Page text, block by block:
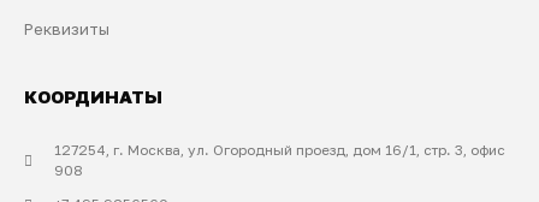
Реквизиты
КООРДИНАТЫ
127254, г. Москва, ул. Огородный проезд, дом 16/1, стр. 3, офис
908